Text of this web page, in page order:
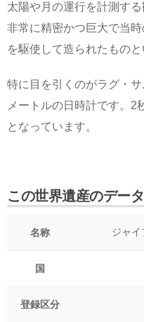
太陽や月の運行を計測す
非常に精密かつ巨大で当
を駆使して造られたものと
特に目を引くのがラグ・
メートルの日時計です。2
となっています。
この世界遺産のデー
名称 ジャ
国
登録区分